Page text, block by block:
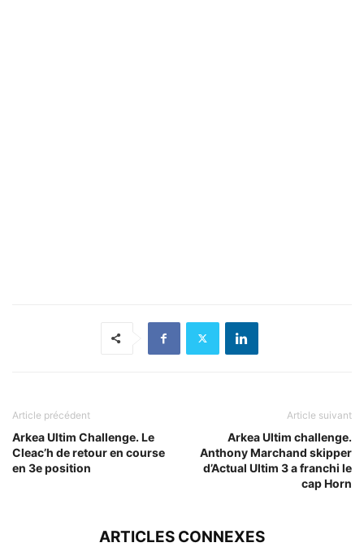
Article précédent
Arkea Ultim Challenge. Le
Cleac’h de retour en course
en 3e position
Article suivant
Arkea Ultim challenge.
Anthony Marchand skipper
d’Actual Ultim 3 a franchi le
cap Horn
ARTICLES CONNEXES